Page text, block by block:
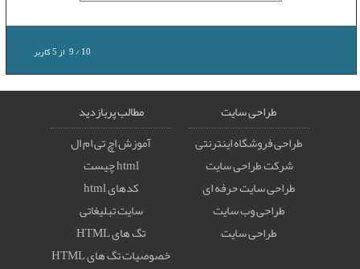
9/10 از5کاربر
طراحی سایت
طراحی فروشگاه اینترنتی
شرکت طراحی سایت
طراحی سایت حرفه ای
طراحی وب سایت
طراحی سایت
مطالب پربازدید
آموزش اچ تی ام ال
html چیست
کدهای html
سایت تبلیغاتی
تگ های HTML
خصوصيات تگ های HTML